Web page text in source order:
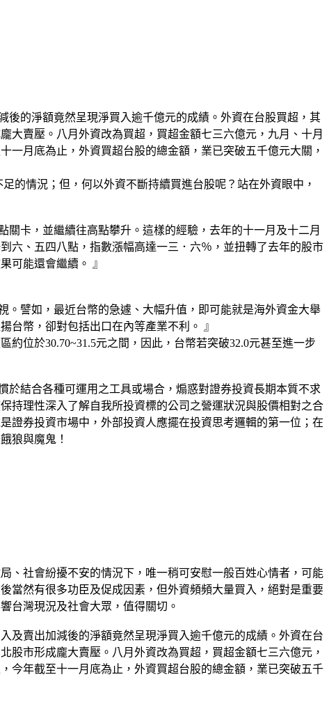
後的淨額竟然呈現淨買入逾千億元的成績。外資在台股買超，其
大賣壓。八月外資改為買超，買超金額七三六億元，九月、十月
月底為止，外資買超台股的總金額，業已突破五千億元大關，
的情況；但，何以外資不斷持續買進台股呢？站在外資眼中，
卡，並繼續往高點攀升。這樣的經驗，去年的十一月及十二月
六、五四八點，指數漲幅高達一三．六％，並扭轉了去年的股市
可能還會繼續。 』
譬如，最近台幣的急遽、大幅升值，即可能就是海外資金大舉
台幣，卻對包括出口在內等產業不利。 』
位於30.70~31.5元之間，因此，台幣若突破32.0元甚至進一步
結合各種可運用之工具或場合，煽惑對證券投資長期本質不求
持理性深入了解自我所投資標的公司之營運狀況與股價相對之合
證券投資市場中，外部投資人應擺在投資思考邏輯的第一位；在
狼與魔鬼！
、社會紛擾不安的情況下，唯一稍可安慰一般百姓心情者，可能
當然有很多功臣及促成因素，但外資頻頻大量買入，絕對是重要
台灣現況及社會大眾，值得關切。
及賣出加減後的淨額竟然呈現淨買入逾千億元的成績。外資在台
市形成龐大賣壓。八月外資改為買超，買超金額七三六億元，
今年截至十一月底為止，外資買超台股的總金額，業已突破五千